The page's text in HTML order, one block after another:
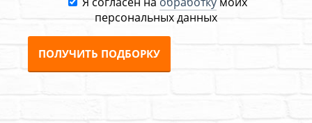
персональных данных
ПОЛУЧИТЬ ПОДБОРКУ